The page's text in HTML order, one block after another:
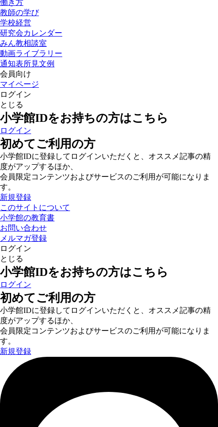
働き方
教師の学び
学校経営
研究会カレンダー
みん教相談室
動画ライブラリー
通知表所見文例
会員向け
マイページ
ログイン
とじる
小学館IDをお持ちの方はこちら
ログイン
初めてご利用の方
小学館IDに登録してログインいただくと、オススメ記事の精
度がアップするほか、
会員限定コンテンツおよびサービスのご利用が可能になりま
す。
新規登録
このサイトについて
小学館の教育書
お問い合わせ
メルマガ登録
ログイン
とじる
小学館IDをお持ちの方はこちら
ログイン
初めてご利用の方
小学館IDに登録してログインいただくと、オススメ記事の精
度がアップするほか、
会員限定コンテンツおよびサービスのご利用が可能になりま
す。
新規登録